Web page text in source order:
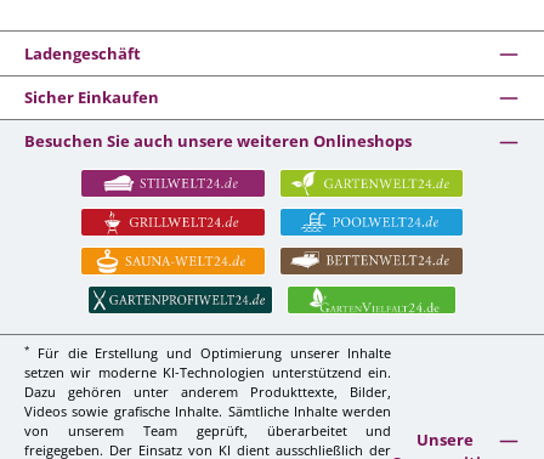
Ladengeschäft
Sicher Einkaufen
Besuchen Sie auch unsere weiteren Onlineshops
*
Für die Erstellung und Optimierung unserer Inhalte
setzen wir moderne KI-Technologien unterstützend ein.
Dazu gehören unter anderem Produkttexte, Bilder,
Videos sowie grafische Inhalte. Sämtliche Inhalte werden
von unserem Team geprüft, überarbeitet und
freigegeben. Der Einsatz von KI dient ausschließlich der
Unsere